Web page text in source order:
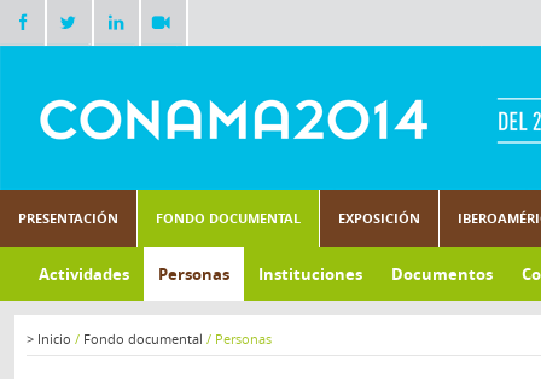
PRESENTACIÓN FONDO DOCUMENTAL EXPOSICIÓN
Actividades Personas Instituciones Documentos
> Inicio / Fondo documental / Personas